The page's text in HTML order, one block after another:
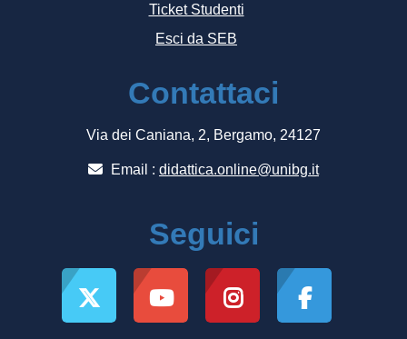
Ticket Studenti
Esci da SEB
Contattaci
Via dei Caniana, 2, Bergamo, 24127
Email : didattica.online@unibg.it
Seguici